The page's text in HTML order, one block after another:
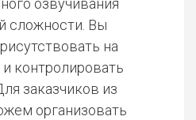
сложности. Вы
на
контролировать
заказчиков из
организовать